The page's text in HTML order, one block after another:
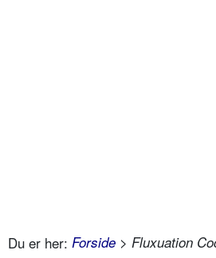
Du er her: Forside > Fluxuation